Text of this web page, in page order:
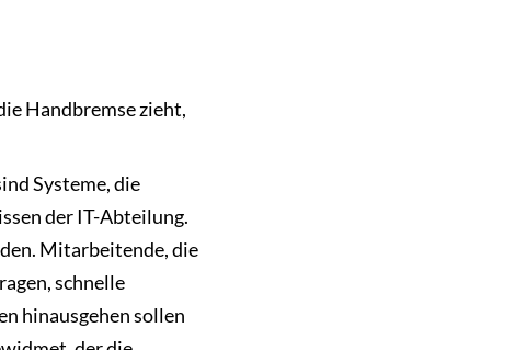
Handbremse zieht,
Systeme, die
der IT-Abteilung.
Mitarbeitende, die
schnelle
hinausgehen sollen